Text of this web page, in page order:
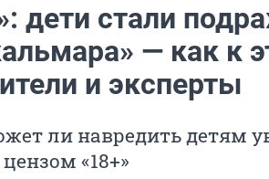
дети стали
— как к
и эксперты
ли навредить детям
«18+»